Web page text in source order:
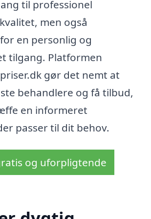
til professionel
men også
en personlig og
tilgang. Platformen
gør det nemt at
behandlere og få tilbud,
en informeret
passer til dit behov.
og uforpligtende